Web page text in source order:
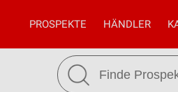
PROSPEKTE HÄNDLER